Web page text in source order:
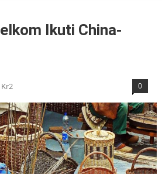
Ikuti China-
Kr2 0